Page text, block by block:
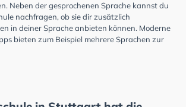
Neben der gesprochenen Sprache kannst du
nachfragen, ob sie dir zusätzlich
in deiner Sprache anbieten können. Moderne
bieten zum Beispiel mehrere Sprachen zur